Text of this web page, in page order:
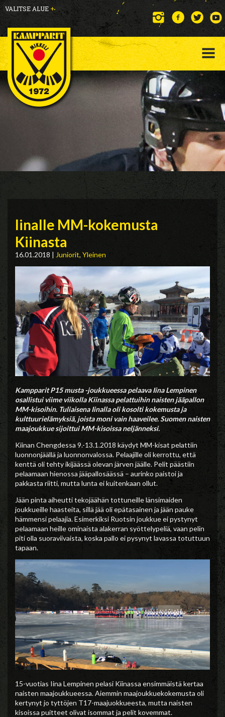
VALITSE ALUE +
Iinalle MM-kokemusta
Kiinasta
16.01.2018 | Juniorit, Yleinen
Kampparit P15 musta -joukkueessa pelaava Iina Lempinen
osallistui viime viikolla Kiinassa pelattuihin naisten jääpallon
MM-kisoihin. Tuliaisena Iinalla oli kosolti kokemusta ja
kulttuurielämyksiä, joista moni vain haaveilee. Suomen naisten
maajoukkue sijoittui MM-kisoissa neljänneksi.
Kiinan Chengdessa 9.-13.1.2018 käydyt MM-kisat pelattiin
luonnonjäällä ja luonnonvalossa. Pelaajille oli kerrottu, että
kenttä oli tehty ikijäässä olevan järven jäälle. Pelit päästiin
pelaamaan hienossa jääpallosäässä – aurinko paistoi ja
pakkasta riitti, mutta lunta ei kuitenkaan ollut.
Jään pinta aiheutti tekojäähän tottuneille länsimaiden
joukkueille haasteita, sillä jää oli epätasainen ja jään pauke
hämmensi pelaajia. Esimerkiksi Ruotsin joukkue ei pystynyt
pelaamaan heille ominaista alakerran syöttelypeliä, vaan pelin
piti olla suoraviivaista, koska pallo ei pysynyt lavassa totuttuun
tapaan.
15-vuotias Iina Lempinen pelasi Kiinassa ensimmäistä kertaa
naisten maajoukkueessa. Aiemmin maajoukkuekokemusta oli
kertynyt jo tyttöjen T17-maajuokkueesta, mutta naisten
kisoissa puitteet olivat isommat ja pelit kovemmat.